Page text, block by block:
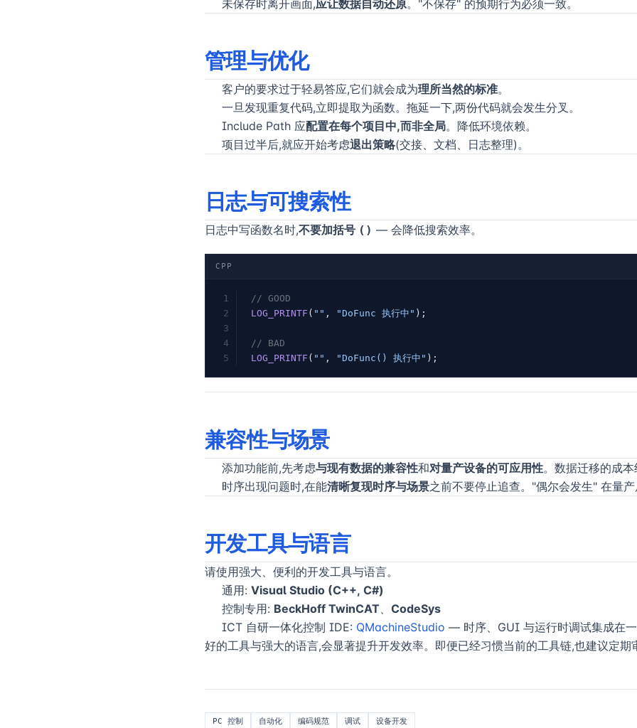
未保存时离开画面,应让数据自动还原。"不保存" 的预期行为必须一致。
管理与优化
客户的要求过于轻易答应,它们就会成为理所当然的标准。
一旦发现重复代码,立即提取为函数。拖延一下,两份代码就会发生分叉。
Include Path 应配置在每个项目中,而非全局。降低环境依赖。
项目过半后,就应开始考虑退出策略(交接、文档、日志整理)。
日志与可搜索性
日志中写函数名时,不要加括号 () — 会降低搜索效率。
CPP
// GOOD
LOG_PRINTF ( "" , "DoFunc 执行中" );
// BAD
LOG_PRINTF ( "" , "DoFunc() 执行中" );
兼容性与场景
添加功能前,先考虑与现有数据的兼容性和对量产设备的可应用性。数据迁移的成
时序出现问题时,在能清晰复现时序与场景之前不要停止追查。"偶尔会发生" 在量
开发工具与语言
请使用强大、便利的开发工具与语言。
通用: Visual Studio (C++, C#)
控制专用: BeckHoff TwinCAT、 CodeSys
ICT 自研一体化控制 IDE: QMachineStudio — 时序、GUI 与运行时调试集成在
好的工具与强大的语言,会显著提升开发效率。即便已经习惯当前的工具链,也建议定期
PC 控制 自动化 编码规范 调试 设备开发